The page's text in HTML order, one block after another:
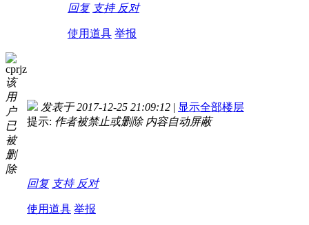
回复 支持 反对
使用道具 举报
cprjz
该
用
户
已
被
删
除
发表于 2017-12-25 21:09:12 | 显示全部楼层
提示: 作者被禁止或删除 内容自动屏蔽
回复 支持 反对
使用道具 举报